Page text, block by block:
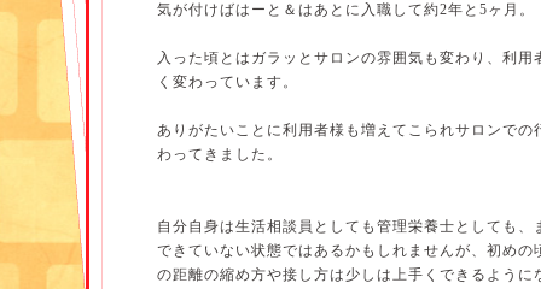
本当にいつも見せない素敵な表情を引き出してくださ
本格的なミュージカルと、温かいスタッフとの触れ合
また月1回くらいの頻度で来ていただけるかもしれま
お楽しみに～！
気が付けばはーと＆はあとに入職して約2年と5ヶ月。
入った頃とはガラッとサロンの雰囲気も変わり、利用
く変わっています。
ありがたいことに利用者様も増えてこられサロンでの
わってきました。
自分自身は生活相談員としても管理栄養士としても、
できていない状態ではあるかもしれませんが、初めの
の距離の縮め方や接し方は少しは上手くできるように